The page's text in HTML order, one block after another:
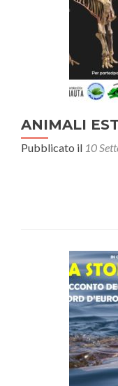
ANIMALI
Pubblicato il 10